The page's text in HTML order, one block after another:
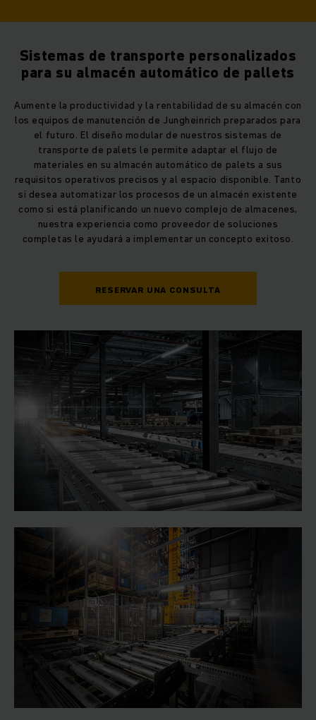
Sistemas de transporte personalizados
para su almacén automático de pallets
Aumente la productividad y la rentabilidad de su almacén con
los equipos de manutención de Jungheinrich preparados para
el futuro. El diseño modular de nuestros sistemas de
transporte de palets le permite adaptar el flujo de
materiales en su almacén automático de palets a sus
requisitos operativos precisos y al espacio disponible. Tanto
si desea automatizar los procesos de un almacén existente
como si está planificando un nuevo complejo de almacenes,
nuestra experiencia como proveedor de soluciones
completas le ayudará a implementar un concepto exitoso.
RESERVAR UNA CONSULTA